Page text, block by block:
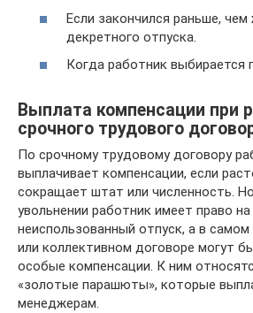
Если закончился раньше,
декретного отпуска.
Когда работник выбирается
Выплата компенсации при
срочного трудового
По срочному трудовому договору
выплачивает компенсации, если
сокращает штат или численность.
увольнении работник имеет право
неиспользованный отпуск, а в
или коллективном договоре могут
особые компенсации. К ним
«золотые парашюты», которые
менеджерам.